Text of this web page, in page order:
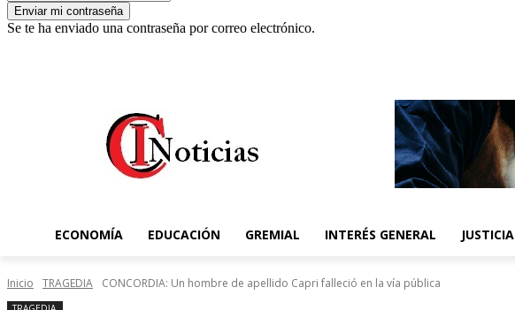
Se te ha enviado una contraseña por correo electrónico.
ECONOMÍA EDUCACIÓN GREMIAL INTERÉS GENERAL JUSTICIA
Inicio TRAGEDIA CONCORDIA: Un hombre de apellido Capri falleció en la vía pública